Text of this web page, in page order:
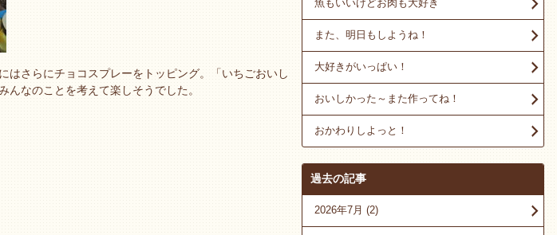
はさらにチョコスプレーをトッピング。「いちごおいし
なのことを考えて楽しそうでした。
魚もいいけどお肉も大好き
また、明日もしようね！
大好きがいっぱい！
おいしかった～また作ってね！
おかわりしよっと！
過去の記事
2026年7月 (2)